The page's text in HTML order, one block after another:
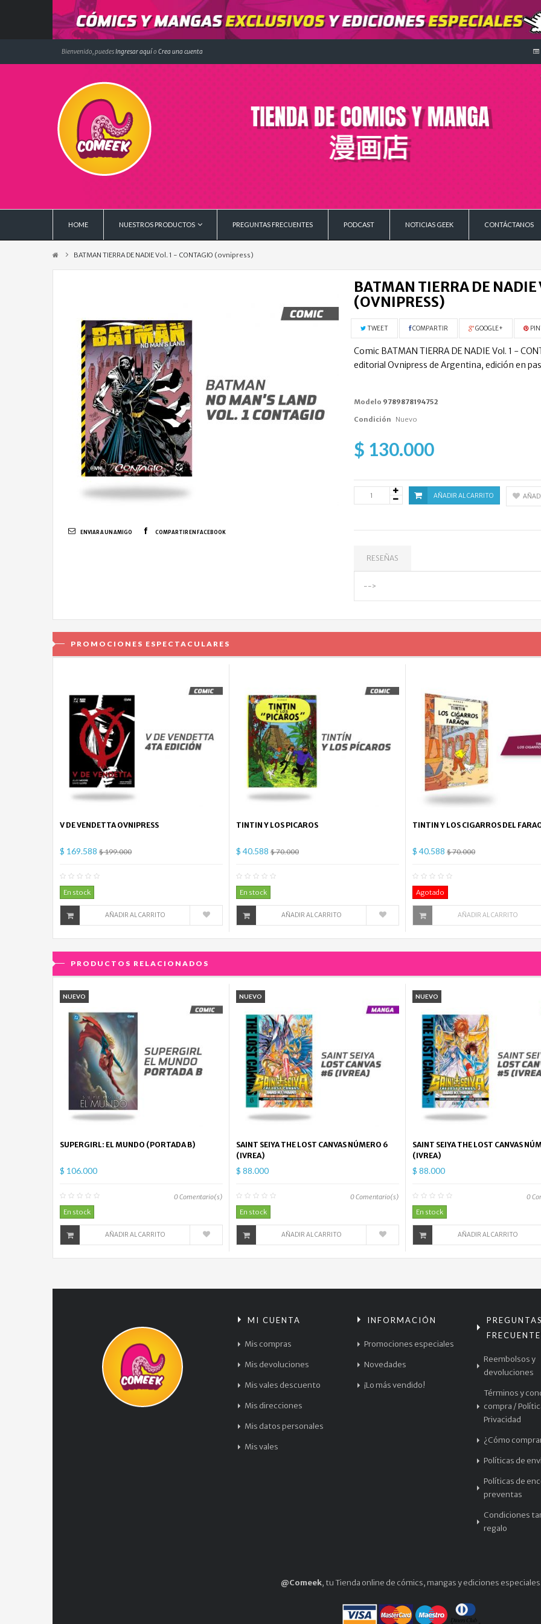
Bienvenido, puedesIngresar aquío Crea una cuenta
HOME NUESTROS PRODUCTOS PREGUNTAS FRECUENTES PODCAST NOTICIAS GEEK CONTÁCTANOS
BATMAN TIERRA DE NADIE Vol. 1 - CONTAGIO (ovnipress)
ENVIAR A UN AMIGO COMPARTIR EN FACEBOOK
BATMAN TIERRA DE NADIE
(OVNIPRESS)
TWEET COMPARTIR GOOGLE+
Comic BATMAN TIERRA DE NADIE Vol. 1 -
editorial Ovnipress de Argentina, edición en
Modelo 9789878194752
Condición Nuevo
$ 130.000
AÑADIR AL CARRITO
RESEÑAS
-->
PROMOCIONES ESPECTACULARES
V DE VENDETTA OVNIPRESS
$ 169.588 $ 199.000
En stock
AÑADIR AL CARRITO
TINTIN Y LOS PICAROS
$ 40.588 $ 70.000
En stock
AÑADIR AL CARRITO
TINTIN Y LOS CIGARROS DEL
$ 40.588 $ 70.000
Agotado
AÑADIR AL CARRITO
PRODUCTOS RELACIONADOS
NUEVO
SUPERGIRL: EL MUNDO (PORTADA B)
$ 106.000
0Comentario(s)
En stock
AÑADIR AL CARRITO
NUEVO
SAINT SEIYA THE LOST CANVAS NÚMERO 6
(IVREA)
$ 88.000
0Comentario(s)
En stock
AÑADIR AL CARRITO
NUEVO
SAINT SEIYA THE LOST CANVAS
(IVREA)
$ 88.000
0
En stock
AÑADIR AL CARRITO
MI CUENTA
Mis compras
Mis devoluciones
Mis vales descuento
Mis direcciones
Mis datos personales
Mis vales
INFORMACIÓN
Promociones especiales
Novedades
¡Lo más vendido!
PREGUNTAS
Reembolsos y
devoluciones
Términos y
compra /
Privacidad
¿Cómo
Políticas de
Políticas de
preventas
Condiciones
regalo
@Comeek, tu Tienda online de cómics, mangas y ediciones